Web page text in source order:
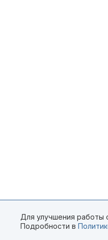
Для улучшения работы
Подробности в